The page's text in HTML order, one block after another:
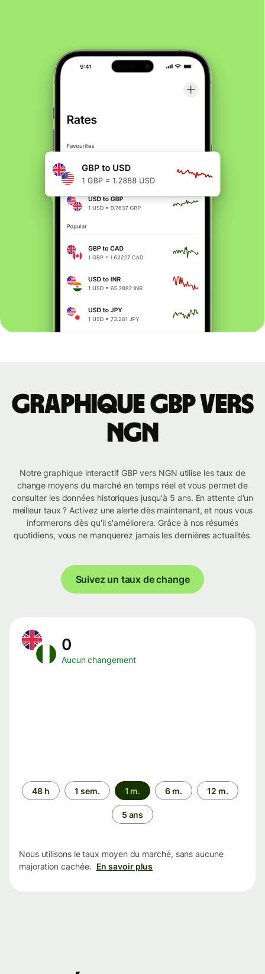
Graphique GBP vers
NGN
Notre graphique interactif GBP vers NGN utilise les taux de
change moyens du marché en temps réel et vous permet de
consulter les données historiques jusqu'à 5 ans. En attente d'un
meilleur taux ? Activez une alerte dès maintenant, et nous vous
informerons dès qu'il s'améliorera. Grâce à nos résumés
quotidiens, vous ne manquerez jamais les dernières actualités.
Suivez un taux de change
0
Aucun changement
Période
48 h 1 sem. 1 m. 6 m. 12 m.
5 ans
Nous utilisons le taux moyen du marché, sans aucune
majoration cachée. En savoir plus